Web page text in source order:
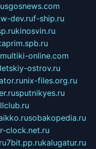
w-dev.ruf-ship.ru
kinosvin.ru
multiki-online.com
ostrov.ru
nix-files.org.ru
sputnikyes.ru
sobakopedia.ru
clock.net.ru
7bit.pp.rukalugatur.ru